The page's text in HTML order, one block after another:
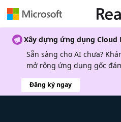
Xây dựng ứng dụng Cloud
Sẵn sàng cho AI chưa?
mở rộng ứng dụng gốc
Đăng ký ngay